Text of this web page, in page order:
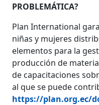
PROBLEMÁTICA?
Plan International
niñas y mujeres
elementos para la
producción de
de capacitaciones
al que se puede
https://plan.org.ec/